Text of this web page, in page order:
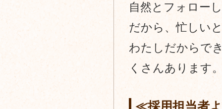
自然とフォロー
だから、忙しい
わたしだからで
くさんあります
≪採用担当者